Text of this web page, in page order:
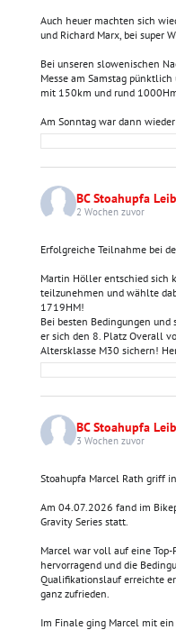
Auch heuer machten sich
und Richard Marx, bei super
Bei unseren slowenischen
Messe am Samstag
mit 150km und rund
Am Sonntag war dann
BC Stoahupfa
2 Wochen zuvor
Erfolgreiche Teilnahme bei
Martin Höller entschied sich
teilzunehmen und wählte
1719HM!
Bei besten Bedingungen und
er sich den 8. Platz Overall
Altersklasse M30 sichern!
BC Stoahupfa
3 Wochen zuvor
Stoahupfa Marcel Rath griff
Am 04.07.2026 fand im
Gravity Series statt.
Marcel war voll auf eine
hervorragend und die
Qualifikationslauf erreichte
ganz zufrieden.
Im Finale ging Marcel mit ein